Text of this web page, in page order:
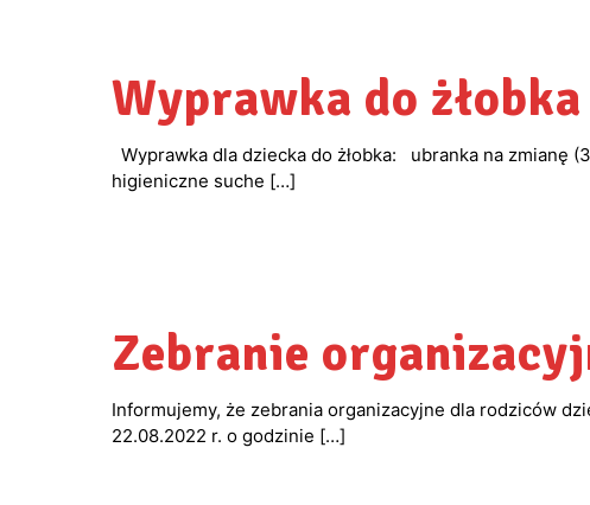
Wyprawka do żłobka
Wyprawka dla dziecka do żłobka: ubranka na zmianę
higieniczne suche […]
Zebranie
Informujemy, że zebrania organizacyjne dla rodziców
22.08.2022 r. o godzinie […]